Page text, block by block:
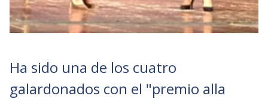
Ha sido una de los cuatro
galardonados con el "premio alla